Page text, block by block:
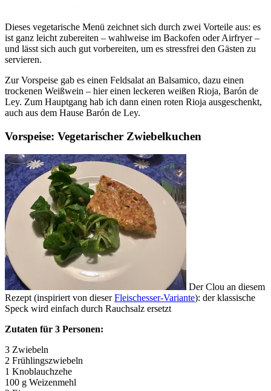
Dieses vegetarische Menü zeichnet sich durch zwei Vorteile aus: es
ist ganz leicht zubereiten – wahlweise im Backofen oder Airfryer –
und lässt sich auch gut vorbereiten, um es stressfrei den Gästen zu
servieren.
Zur Vorspeise gab es einen Feldsalat an Balsamico, dazu einen
trockenen Weißwein – hier einen leckeren weißen Rioja, Barón de
Ley. Zum Hauptgang hab ich dann einen roten Rioja ausgeschenkt,
auch aus dem Hause Barón de Ley.
Vorspeise: Vegetarischer Zwiebelkuchen
Der Clou an diesem
Rezept (inspiriert von dieserFleischesser-Variante): der klassische
Speck wird einfach durch Rauchsalz ersetzt
Zutaten für 3 Personen:
3 Zwiebeln
2 Frühlingszwiebeln
1 Knoblauchzehe
100 g Weizenmehl